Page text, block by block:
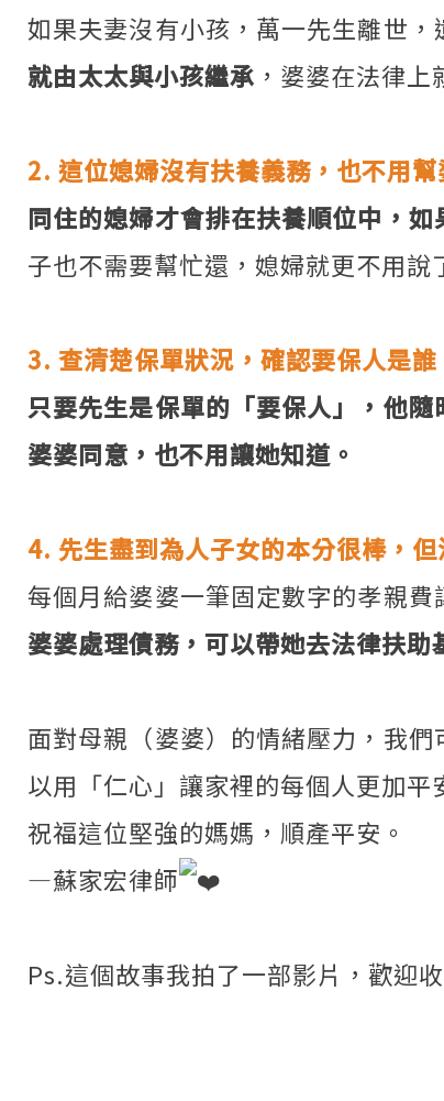
如果夫妻沒有小孩，萬一先生離世
就由太太與小孩繼承 ，婆婆在法律
2. 這位媳婦沒有扶養義務，也不用
同住的媳婦才會排在扶養順位中，
子也不需要幫忙還，媳婦就更不用
3. 查清楚保單狀況，確認要保人是誰
只要先生是保單的「要保人」，他
婆婆同意，也不用讓她知道。
4. 先生盡到為人子女的本分很棒，
每個月給婆婆一筆固定數字的孝親
婆婆處理債務，可以帶她去法律扶
面對母親（婆婆）的情緒壓力，我
以用「仁心」讓家裡的每個人更加平
祝福這位堅強的媽媽，順產平安。
—蘇家宏律師
Ps.這個故事我拍了一部影片，歡迎收